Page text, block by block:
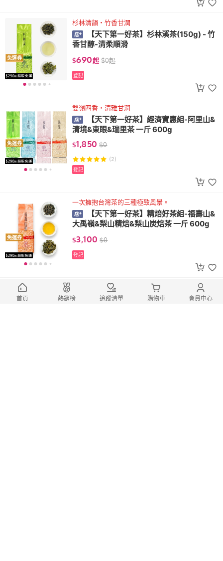
免運券
杉林清韻・竹香甘潤
【天下第一好茶】杉林溪茶(150g) - 竹
香甘醇-清柔順滑
$690起 $0起
登記
免運券
雙嶺四香・清雅甘潤
【天下第一好茶】經濟實惠組-阿里山&
清境&東眼&瑞里茶 一斤 600g
$1,850 $0
(2)
登記
免運券
一次擁抱台灣茶的三種極致風景。
【天下第一好茶】精焙好茶組-福壽山&
大禹嶺&梨山精焙&梨山炭焙茶 一斤 600g
$3,100 $0
登記
福壽茶皇・招牌精製
【天下第一好茶】福壽山茶皇(150g) -
首頁 熱銷榜 追蹤清單 購物車 會員中心